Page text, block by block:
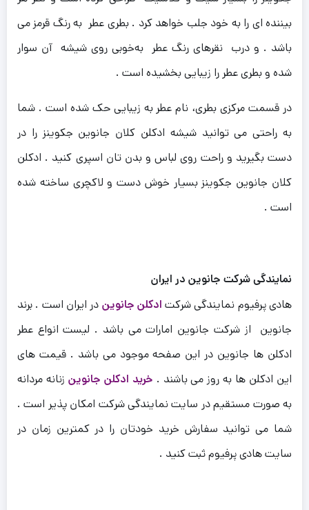
بیننده ای را به خود جلب خواهد کرد . بطری عطر به رنگ قرمز می
باشد . و درب نقرهای رنگ عطر به‌خوبی روی شیشه آن سوار
شده و بطری عطر را زیبایی بخشیده است .
در قسمت مرکزی بطری، نام عطر به زیبایی حک شده است . شما
به راحتی می توانید شیشه ادکلن کلان جانوین جکوینز را در
دست بگیرید و راحت روی لباس و بدن تان اسپری کنید . ادکلن
کلان جانوین جکوینز بسیار خوش دست و لاکچری ساخته شده
است .
نمایندگی شرکت جانوین در ایران
هادی پرفیوم نمایندگی شرکت ادکلن جانوین در ایران است . برند
جانوین از شرکت جانوین امارات می باشد . لیست انواع عطر
ادکلن ها جانوین در این صفحه موجود می باشد . قیمت های
این ادکلن ها به روز می باشند . خرید ادکلن جانوین زنانه مردانه
به صورت مستقیم در سایت نمایندگی شرکت امکان پذیر است .
شما می توانید سفارش خرید خودتان را در کمترین زمان در
سایت هادی پرفیوم ثبت کنید .